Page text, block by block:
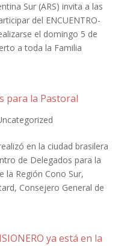
Sur (ARS) invita a las
del ENCUENTRO-
el domingo 5 de
a toda la Familia
para la Pastoral
en la ciudad brasilera
de Delegados para la
la Región Cono Sur,
Consejero General de
ya está en la